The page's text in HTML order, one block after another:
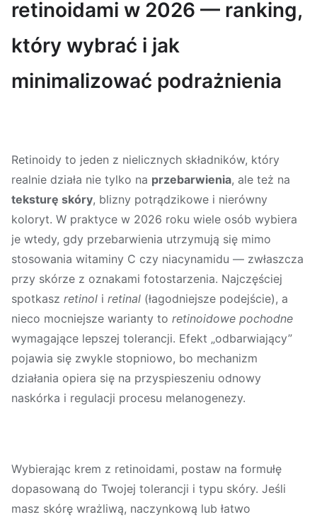
retinoidami w 2026 — ranking,
który wybrać i jak
minimalizować podrażnienia
Retinoidy to jeden z nielicznych składników, który
realnie działa nie tylko na przebarwienia, ale też na
teksturę skóry, blizny potrądzikowe i nierówny
koloryt. W praktyce w 2026 roku wiele osób wybiera
je wtedy, gdy przebarwienia utrzymują się mimo
stosowania witaminy C czy niacynamidu — zwłaszcza
przy skórze z oznakami fotostarzenia. Najczęściej
spotkasz retinol i retinal (łagodniejsze podejście), a
nieco mocniejsze warianty to retinoidowe pochodne
wymagające lepszej tolerancji. Efekt „odbarwiający”
pojawia się zwykle stopniowo, bo mechanizm
działania opiera się na przyspieszeniu odnowy
naskórka i regulacji procesu melanogenezy.
Wybierając krem z retinoidami, postaw na formułę
dopasowaną do Twojej tolerancji i typu skóry. Jeśli
masz skórę wrażliwą, naczynkową lub łatwo